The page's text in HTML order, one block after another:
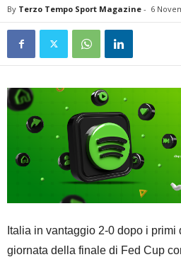
By Terzo Tempo Sport Magazine - 6
Italia in vantaggio 2-0 dopo i
giornata della finale di Fed Cup